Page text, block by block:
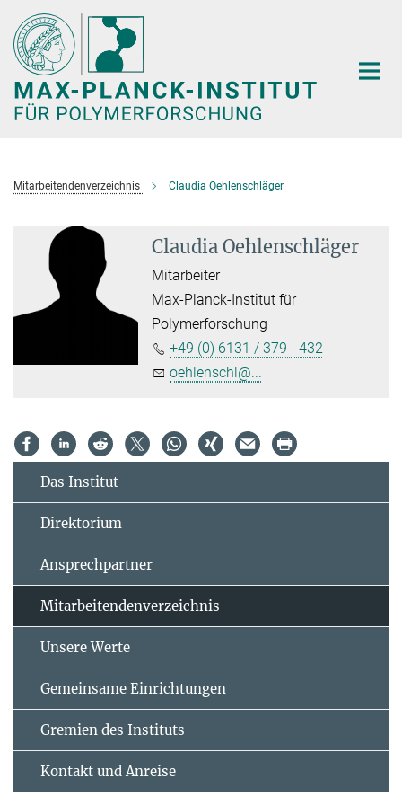
Hauptinhalt
Mitarbeitendenverzeichnis Claudia Oehlenschläger
Claudia Oehlenschläger
Mitarbeiter
Max-Planck-Institut für
Polymerforschung
+49 (0) 6131 / 379 - 432
oehlenschl@...
Das Institut
Direktorium
Ansprechpartner
Mitarbeitendenverzeichnis
Unsere Werte
Gemeinsame Einrichtungen
Gremien des Instituts
Kontakt und Anreise